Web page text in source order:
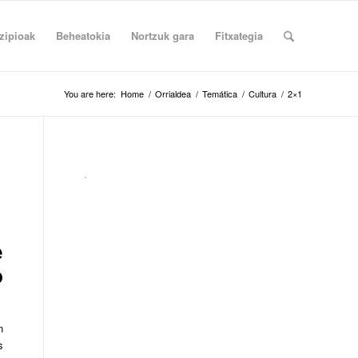
Beheatokia Nortzuk gara Fitxategia
You are here: Home / Orrialdea / Temática / Cultura / 2×1
.